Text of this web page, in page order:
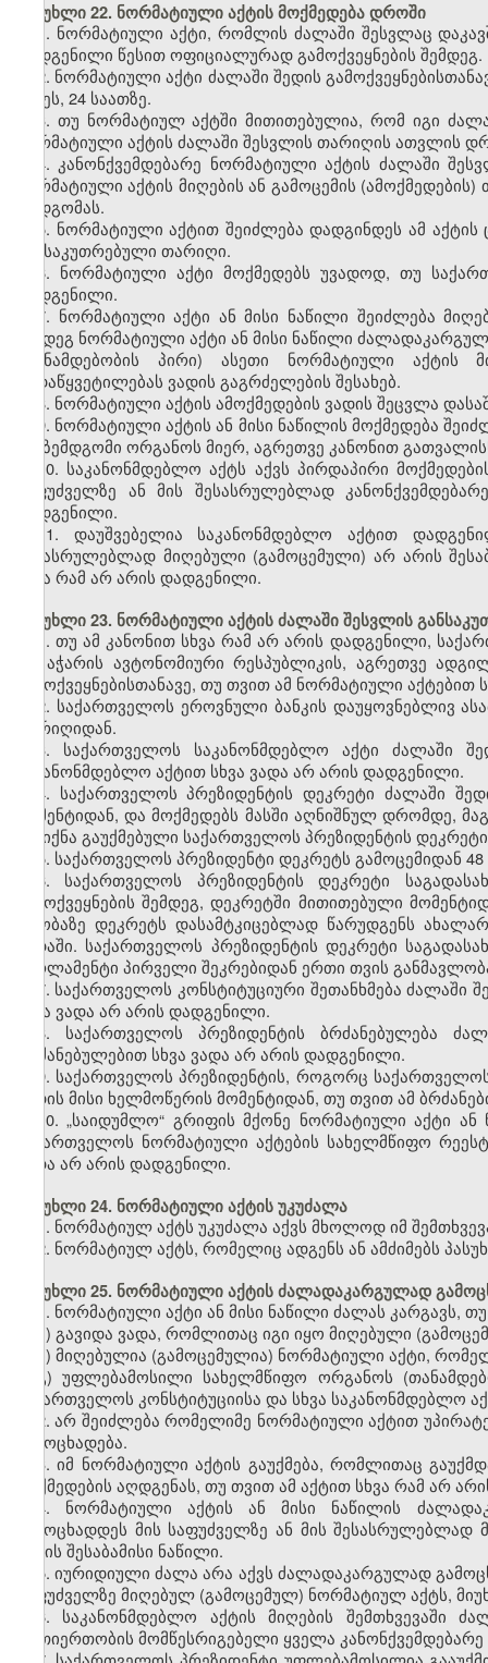
მუხლი 22. ნორმატიული აქტის მოქმედება დროში
1. ნორმატიული აქტი, რომლის ძალაში შესვლაც
დადგენილი წესით ოფიციალურად გამოქვეყნების შემდეგ.
2. ნორმატიული აქტი ძალაში შედის
დღეს, 24 საათზე.
3. თუ ნორმატიულ აქტში მითითებულია, რომ იგი
ნორმატიული აქტის ძალაში შესვლის თარიღის ათვლის
4. კანონქვემდებარე ნორმატიული აქტის ძალაში
ნორმატიული აქტის მიღების ან გამოცემის
დადგომას.
5. ნორმატიული აქტით შეიძლება დადგინდეს ამ
განსაკუთრებული თარიღი.
6. ნორმატიული აქტი მოქმედებს უვადოდ, თუ
დადგენილი.
7. ნორმატიული აქტი ან მისი ნაწილი შეიძლება
შემდეგ ნორმატიული აქტი ან მისი ნაწილი
(თანამდებობის პირი) ასეთი ნორმატიული აქტის
გადაწყვეტილებას ვადის გაგრძელების შესახებ.
8. ნორმატიული აქტის ამოქმედების ვადის შეცვლა
9. ნორმატიული აქტის ან მისი ნაწილის მოქმედება
და ზემდგომი ორგანოს მიერ, აგრეთვე კანონით
10. საკანონმდებლო აქტს აქვს პირდაპირი
საფუძველზე ან მის შესასრულებლად
დადგენილი.
11. დაუშვებელია საკანონმდებლო აქტით
შესასრულებლად მიღებული (გამოცემული) არ არის
სხვა რამ არ არის დადგენილი.
მუხლი 23. ნორმატიული აქტის ძალაში შესვლის
1. თუ ამ კანონით სხვა რამ არ არის დადგენილი,
და აჭარის ავტონომიური რესპუბლიკის, აგრეთვე
გამოქვეყნებისთანავე, თუ თვით ამ ნორმატიული
2. საქართველოს ეროვნული ბანკის დაუყოვნებლივ
თარიღიდან.
3. საქართველოს საკანონმდებლო აქტი ძალაში
საკანონმდებლო აქტით სხვა ვადა არ არის დადგენილი.
4. საქართველოს პრეზიდენტის დეკრეტი ძალაში
მომენტიდან, და მოქმედებს მასში აღნიშნულ დრომდე,
არ იქნა გაუქმებული საქართველოს პრეზიდენტის
5. საქართველოს პრეზიდენტი დეკრეტს გამოცემიდან
6. საქართველოს პრეზიდენტის დეკრეტი
გამოქვეყნების შემდეგ, დეკრეტში მითითებული
თაობაზე დეკრეტს დასამტკიცებლად წარუდგენს
ვადაში. საქართველოს პრეზიდენტის დეკრეტი
პარლამენტი პირველი შეკრებიდან ერთი თვის
7. საქართველოს კონსტიტუციური შეთანხმება ძალაში
სხვა ვადა არ არის დადგენილი.
8. საქართველოს პრეზიდენტის ბრძანებულება
ბრძანებულებით სხვა ვადა არ არის დადგენილი.
9. საქართველოს პრეზიდენტის, როგორც
შედის მისი ხელმოწერის მომენტიდან, თუ თვით ამ
10. „საიდუმლო“ გრიფის მქონე ნორმატიული აქტი
საქართველოს ნორმატიული აქტების სახელმწიფო
ვადა არ არის დადგენილი.
მუხლი 24. ნორმატიული აქტის უკუძალა
1. ნორმატიულ აქტს უკუძალა აქვს მხოლოდ იმ
2. ნორმატიულ აქტს, რომელიც ადგენს ან ამძიმებს
მუხლი 25. ნორმატიული აქტის ძალადაკარგულად
1. ნორმატიული აქტი ან მისი ნაწილი ძალას კარგავს,
ა) გავიდა ვადა, რომლითაც იგი იყო მიღებული
ბ) მიღებულია (გამოცემულია) ნორმატიული აქტი,
გ) უფლებამოსილი სახელმწიფო ორგანოს
საქართველოს კონსტიტუციისა და სხვა საკანონმდებლო
2. არ შეიძლება რომელიმე ნორმატიული აქტით
გამოცხადება.
3. იმ ნორმატიული აქტის გაუქმება, რომლითაც
მოქმედების აღდგენას, თუ თვით ამ აქტით სხვა რამ არ
4. ნორმატიული აქტის ან მისი ნაწილის
გამოცხადდეს მის საფუძველზე ან მის
აქტის შესაბამისი ნაწილი.
5. იურიდიული ძალა არა აქვს ძალადაკარგულად
საფუძველზე მიღებულ (გამოცემულ) ნორმატიულ აქტს,
6. საკანონმდებლო აქტის მიღების შემთხვევაში
ურთიერთობის მომწესრიგებელი ყველა